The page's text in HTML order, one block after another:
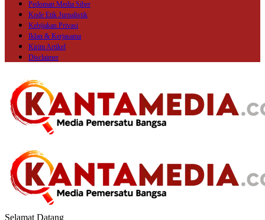
Pedoman Media Siber
Kode Etik Jurnalistik
Kebijakan Privasi
Iklan & Kerjasama
Kirim Artikel
Disclaimer
Selamat Datang